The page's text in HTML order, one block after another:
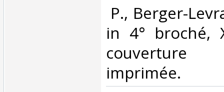
P., Berger-
in 4° broché,
imprimée. ‎